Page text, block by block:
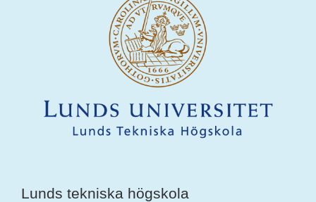
Lunds tekniska högskola